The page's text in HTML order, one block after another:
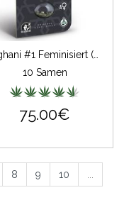
10 Samen
75.00€
8 9 10